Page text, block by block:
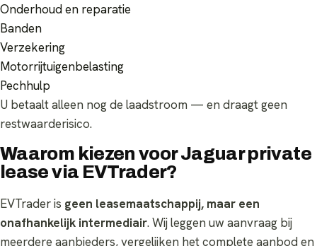
Onderhoud en reparatie
Banden
Verzekering
Motorrijtuigenbelasting
Pechhulp
U betaalt alleen nog de laadstroom — en draagt geen
restwaarderisico.
Waarom kiezen voor Jaguar private
lease via EVTrader?
EVTrader is geen leasemaatschappij, maar een
onafhankelijk intermediair. Wij leggen uw aanvraag bij
meerdere aanbieders, vergelijken het complete aanbod en